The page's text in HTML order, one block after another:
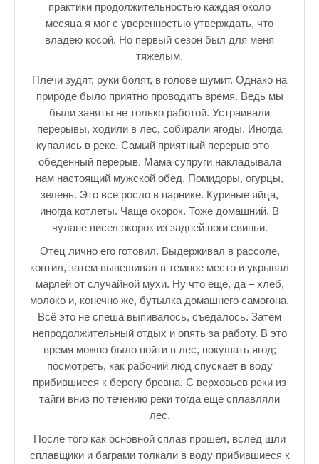
практики продолжительностью каждая около
месяца я мог с уверенностью утверждать, что
владею косой. Но первый сезон был для меня
тяжелым.
Плечи зудят, руки болят, в голове шумит. Однако на
природе было приятно проводить время. Ведь мы
были заняты не только работой. Устраивали
перерывы, ходили в лес, собирали ягоды. Иногда
купались в реке. Самый приятный перерыв это —
обеденный перерыв. Мама супруги накладывала
нам настоящий мужской обед. Помидоры, огурцы,
зелень. Это все росло в парнике. Куриные яйца,
иногда котлеты. Чаще окорок. Тоже домашний. В
чулане висел окорок из задней ноги свиньи.
Отец лично его готовил. Выдерживал в рассоле,
коптил, затем вывешивал в темное место и укрывал
марлей от случайной мухи. Ну что еще, да – хлеб,
молоко и, конечно же, бутылка домашнего самогона.
Всё это не спеша выпивалось, съедалось. Затем
непродолжительный отдых и опять за работу. В это
время можно было пойти в лес, покушать ягод;
посмотреть, как рабочий люд спускает в воду
прибившиеся к берегу бревна. С верховьев реки из
тайги вниз по течению реки тогда еще сплавляли
лес.
После того как основной сплав прошел, вслед шли
сплавщики и баграми толкали в воду прибившиеся к